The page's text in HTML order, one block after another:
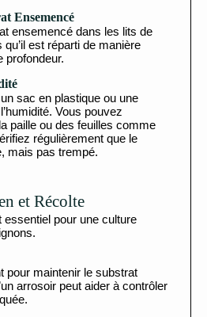
Ensemencé
ensemencé dans les lits de
est réparti de manière
profondeur.
sac en plastique ou une
Vous pouvez
paille ou des feuilles comme
régulièrement que le
mais pas trempé.
et Récolte
essentiel pour une culture
pour maintenir le substrat
arrosoir peut aider à contrôler